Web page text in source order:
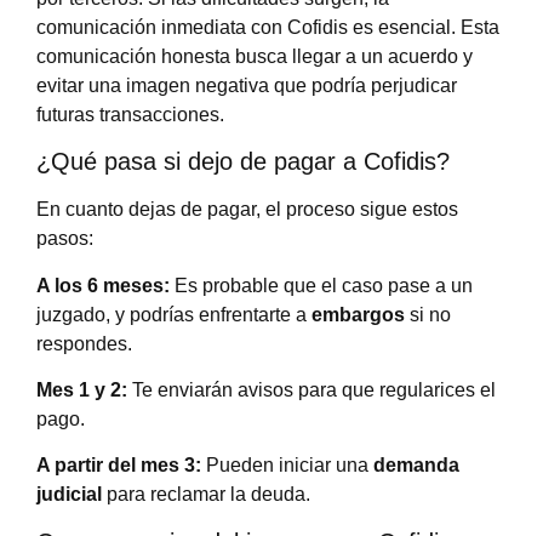
comunicación inmediata con Cofidis es esencial. Esta
comunicación honesta busca llegar a un acuerdo y
evitar una imagen negativa que podría perjudicar
futuras transacciones.
¿Qué pasa si dejo de pagar a Cofidis?
En cuanto dejas de pagar, el proceso sigue estos
pasos:
A los 6 meses: Es probable que el caso pase a un
juzgado, y podrías enfrentarte a embargos si no
respondes.
Mes 1 y 2: Te enviarán avisos para que regularices el
pago.
A partir del mes 3: Pueden iniciar una demanda
judicial para reclamar la deuda.